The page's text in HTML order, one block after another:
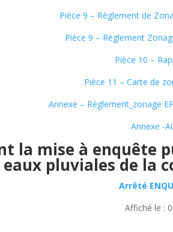
Pièce 9 – Règlement de
Pièce 9 – Règlement
Pièce 10 –
Pièce 11 – Carte de
Annexe – Règlement_zonage
Annexe -
la mise à enquête
pluviales de la
Arrêté
Affiché le :